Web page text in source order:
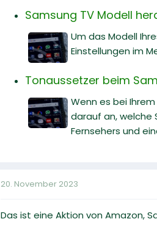
Samsung TV Modell
Um das Modell
Einstellungen im
Tonaussetzer beim
Wenn es bei
darauf an, welche
Fernsehers und
20. November 2023
Das ist eine Aktion von Amazon,